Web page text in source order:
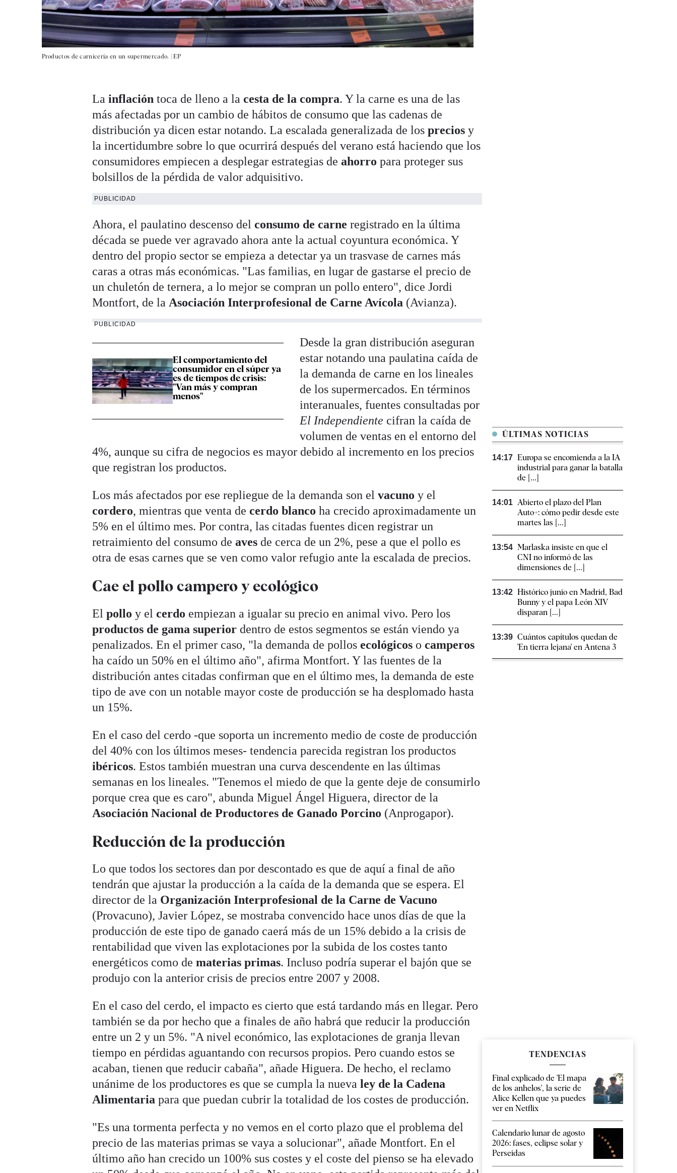
Productos de carnicería en un supermercado. |EP
Lainflacióntoca de lleno a lacesta de la compra. Y la carne es una de las
más afectadas por un cambio de hábitos de consumo que las cadenas de
distribución ya dicen estar notando. La escalada generalizada de lospreciosy
la incertidumbre sobre lo que ocurrirá después del verano está haciendo que los
consumidores empiecen a desplegar estrategias deahorropara proteger sus
bolsillos de la pérdida de valor adquisitivo.
PUBLICIDAD
Ahora, el paulatino descenso delconsumo de carneregistrado en la última
década se puede ver agravado ahora ante la actual coyuntura económica. Y
dentro del propio sector se empieza a detectar ya un trasvase de carnes más
caras a otras más económicas. "Las familias, en lugar de gastarse el precio de
un chuletón de ternera, a lo mejor se compran un pollo entero", dice Jordi
Montfort, de la Asociación Interprofesional de Carne Avícola (Avianza).
PUBLICIDAD
El comportamiento del
consumidor en el súper ya
es de tiempos de crisis:
"Van más y compran
menos"
Desde la gran distribución aseguran
estar notando una paulatina caída de
la demanda de carne en los lineales
de los supermercados. En términos
interanuales, fuentes consultadas por
El Independiente cifran la caída de
volumen de ventas en el entorno del
4%, aunque su cifra de negocios es mayor debido al incremento en los precios
que registran los productos.
Los más afectados por ese repliegue de la demanda son elvacuno y el
cordero, mientras que venta decerdo blanco ha crecido aproximadamente un
5% en el último mes. Por contra, las citadas fuentes dicen registrar un
retraimiento del consumo deaves de cerca de un 2%, pese a que el pollo es
otra de esas carnes que se ven como valor refugio ante la escalada de precios.
Cae el pollo campero y ecológico
Elpolloy elcerdo empiezan a igualar su precio en animal vivo. Pero los
productos de gama superiordentro de estos segmentos se están viendo ya
penalizados. En el primer caso, "la demanda de pollosecológicos ocamperos
ha caído un 50% en el último año", afirma Montfort. Y las fuentes de la
distribución antes citadas confirman que en el último mes, la demanda de este
tipo de ave con un notable mayor coste de producción se ha desplomado hasta
un 15%.
En el caso del cerdo -que soporta un incremento medio de coste de producción
del 40% con los últimos meses- tendencia parecida registran los productos
ibéricos. Estos también muestran una curva descendente en las últimas
semanas en los lineales. "Tenemos el miedo de que la gente deje de consumirlo
porque crea que es caro", abunda Miguel Ángel Higuera, director de la
Asociación Nacional de Productores de Ganado Porcino (Anprogapor).
Reducción de la producción
Lo que todos los sectores dan por descontado es que de aquí a final de año
tendrán que ajustar la producción a la caída de la demanda que se espera. El
director de la Organización Interprofesional de la Carne de Vacuno
(Provacuno), Javier López, se mostraba convencido hace unos días de que la
producción de este tipo de ganado caerá más de un 15% debido a la crisis de
rentabilidad que viven las explotaciones por la subida de los costes tanto
energéticos como dematerias primas. Incluso podría superar el bajón que se
produjo con la anterior crisis de precios entre 2007 y 2008.
En el caso del cerdo, el impacto es cierto que está tardando más en llegar. Pero
también se da por hecho que a finales de año habrá que reducir la producción
entre un 2 y un 5%. "A nivel económico, las explotaciones de granja llevan
tiempo en pérdidas aguantando con recursos propios. Pero cuando estos se
acaban, tienen que reducir cabaña", añade Higuera. De hecho, el reclamo
unánime de los productores es que se cumpla la nueva ley de la Cadena
Alimentaria para que puedan cubrir la totalidad de los costes de producción.
"Es una tormenta perfecta y no vemos en el corto plazo que el problema del
precio de las materias primas se vaya a solucionar", añade Montfort. En el
último año han crecido un 100% sus costes y el coste del pienso se ha elevado
ÚLTIMAS NOTICIAS
14:17 Europa se encomienda a la IA
industrial para ganar la batalla
de [...]
14:01 Abierto el plazo del Plan
Auto+: cómo pedir desde este
martes las [...]
13:54 Marlaska insiste en que el
CNI no informó de las
dimensiones de [...]
13:42 Histórico junio en Madrid, Bad
Bunny y el papa León XIV
disparan [...]
13:39 Cuántos capítulos quedan de
'En tierra lejana' en Antena 3
TENDENCIAS
Final explicado de 'El mapa
de los anhelos', la serie de
Alice Kellen que ya puedes
ver en Netflix
Calendario lunar de agosto
2026: fases, eclipse solar y
Perseidas